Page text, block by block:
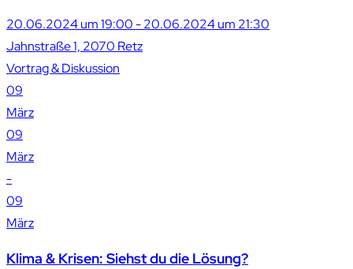
20.06.2024 um 19:00 - 20.06.2024 um 21:30
Jahnstraße 1, 2070 Retz
Vortrag & Diskussion
09
März
09
März
-
09
März
Klima & Krisen: Siehst du die Lösung?